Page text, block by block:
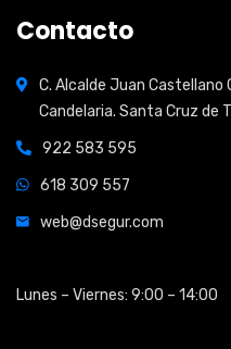
Contacto
C. Alcalde Juan Castellano
Candelaria. Santa Cruz de
922 583 595
618 309 557
web@dsegur.com
Lunes – Viernes: 9:00 – 14:00